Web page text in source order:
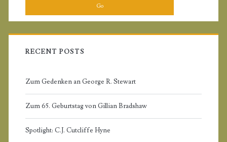
mr
h
f
:
RECENT POSTS
Zum Gedenken an George R. Stewart
Zum 65. Geburtstag von Gillian Bradshaw
Spotlight: C.J. Cutcliffe Hyne